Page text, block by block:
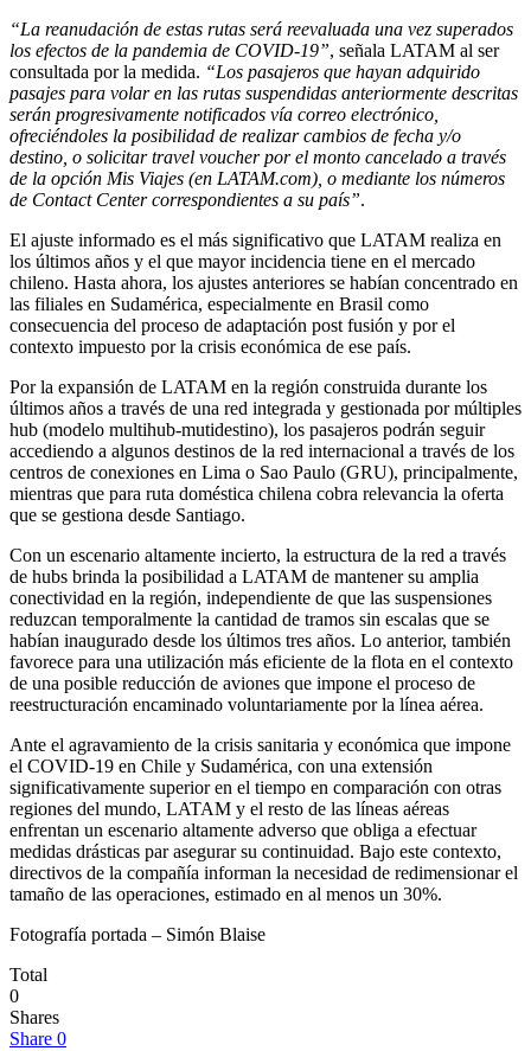
“La reanudación de estas rutas será reevaluada una vez superados
los efectos de la pandemia de COVID-19”, señala LATAM al ser
consultada por la medida. “Los pasajeros que hayan adquirido
pasajes para volar en las rutas suspendidas anteriormente descritas
serán progresivamente notificados vía correo electrónico,
ofreciéndoles la posibilidad de realizar cambios de fecha y/o
destino, o solicitar travel voucher por el monto cancelado a través
de la opción Mis Viajes (en LATAM.com), o mediante los números
de Contact Center correspondientes a su país”.
El ajuste informado es el más significativo que LATAM realiza en
los últimos años y el que mayor incidencia tiene en el mercado
chileno. Hasta ahora, los ajustes anteriores se habían concentrado en
las filiales en Sudamérica, especialmente en Brasil como
consecuencia del proceso de adaptación post fusión y por el
contexto impuesto por la crisis económica de ese país.
Por la expansión de LATAM en la región construida durante los
últimos años a través de una red integrada y gestionada por múltiples
hub (modelo multihub-mutidestino), los pasajeros podrán seguir
accediendo a algunos destinos de la red internacional a través de los
centros de conexiones en Lima o Sao Paulo (GRU), principalmente,
mientras que para ruta doméstica chilena cobra relevancia la oferta
que se gestiona desde Santiago.
Con un escenario altamente incierto, la estructura de la red a través
de hubs brinda la posibilidad a LATAM de mantener su amplia
conectividad en la región, independiente de que las suspensiones
reduzcan temporalmente la cantidad de tramos sin escalas que se
habían inaugurado desde los últimos tres años. Lo anterior, también
favorece para una utilización más eficiente de la flota en el contexto
de una posible reducción de aviones que impone el proceso de
reestructuración encaminado voluntariamente por la línea aérea.
Ante el agravamiento de la crisis sanitaria y económica que impone
el COVID-19 en Chile y Sudamérica, con una extensión
significativamente superior en el tiempo en comparación con otras
regiones del mundo, LATAM y el resto de las líneas aéreas
enfrentan un escenario altamente adverso que obliga a efectuar
medidas drásticas par asegurar su continuidad. Bajo este contexto,
directivos de la compañía informan la necesidad de redimensionar el
tamaño de las operaciones, estimado en al menos un 30%.
Fotografía portada – Simón Blaise
Total
0
Shares
Share 0